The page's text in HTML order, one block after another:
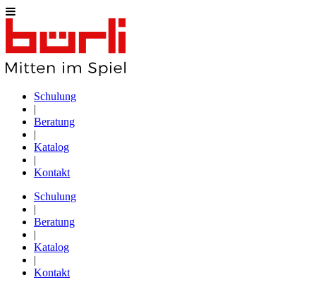
Schulung
|
Beratung
|
Katalog
|
Kontakt
Schulung
|
Beratung
|
Katalog
|
Kontakt